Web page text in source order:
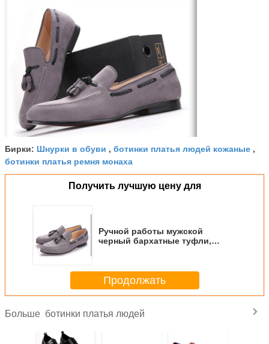
Бирки: Шнурки в обуви , ботинки платья людей кожаные ,
ботинки платья ремня монаха
Получить лучшую цену для
Ручной работы мужской
черный бархатные туфли,
Продолжать
Больше ботинки платья людей